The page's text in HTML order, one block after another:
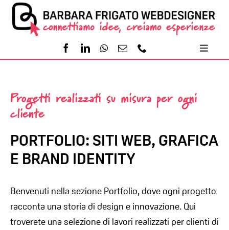
Salta
contenuto
Servizi
Portfolio
Progetti realizzati su misura per ogni
cliente
PORTFOLIO: SITI WEB, GRAFICA
E BRAND IDENTITY
Benvenuti nella sezione Portfolio, dove ogni progetto
racconta una storia di design e innovazione. Qui
troverete una selezione di lavori realizzati per clienti di